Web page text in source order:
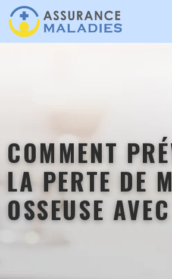
COMMENT
LA PERTE DE
OSSEUSE